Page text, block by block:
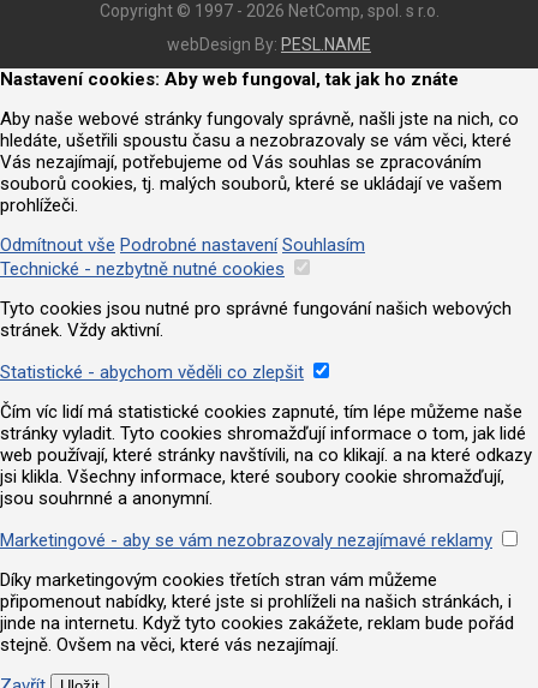
Copyright © 1997 - 2026 NetComp, spol. s r.o.
webDesign By: PESL.NAME
Nastavení cookies: Aby web fungoval, tak jak ho znáte
Aby naše webové stránky fungovaly správně, našli jste na nich, co
hledáte, ušetřili spoustu času a nezobrazovaly se vám věci, které
Vás nezajímají, potřebujeme od Vás souhlas se zpracováním
souborů cookies, tj. malých souborů, které se ukládají ve vašem
prohlížeči.
Odmítnout vše Podrobné nastavení Souhlasím
Technické - nezbytně nutné cookies
Tyto cookies jsou nutné pro správné fungování našich webových
stránek. Vždy aktivní.
Statistické - abychom věděli co zlepšit
Čím víc lidí má statistické cookies zapnuté, tím lépe můžeme naše
stránky vyladit. Tyto cookies shromažďují informace o tom, jak lidé
web používají, které stránky navštívili, na co klikají. a na které odkazy
jsi klikla. Všechny informace, které soubory cookie shromažďují,
jsou souhrnné a anonymní.
Marketingové - aby se vám nezobrazovaly nezajímavé reklamy
Díky marketingovým cookies třetích stran vám můžeme
připomenout nabídky, které jste si prohlíželi na našich stránkách, i
jinde na internetu. Když tyto cookies zakážete, reklam bude pořád
stejně. Ovšem na věci, které vás nezajímají.